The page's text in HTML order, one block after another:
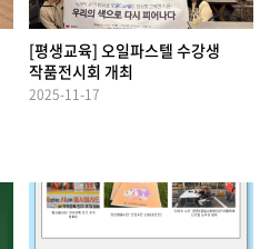
[평생교육] 오일파스텔 수강생
작품전시회 개최
2025-11-17